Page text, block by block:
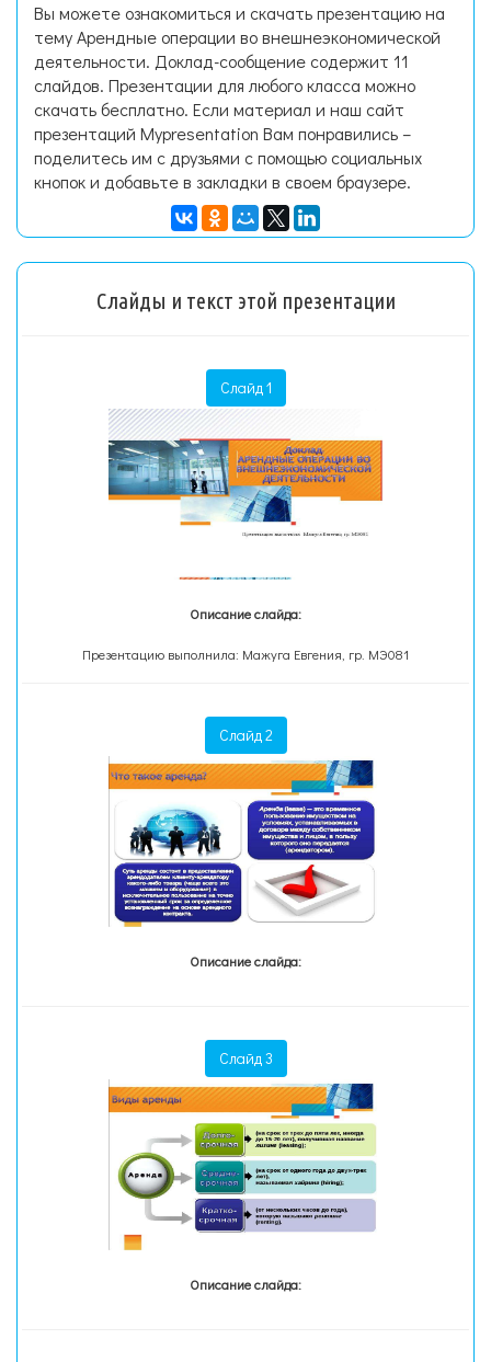
Вы можете ознакомиться и скачать презентацию на
тему Арендные операции во внешнеэкономической
деятельности. Доклад-сообщение содержит 11
слайдов. Презентации для любого класса можно
скачать бесплатно. Если материал и наш сайт
презентаций Mypresentation Вам понравились –
поделитесь им с друзьями с помощью социальных
кнопок и добавьте в закладки в своем браузере.
Слайды и текст этой презентации
Слайд 1
Описание слайда:
Презентацию выполнила: Мажуга Евгения, гр. МЭ081
Слайд 2
Описание слайда:
Слайд 3
Описание слайда: